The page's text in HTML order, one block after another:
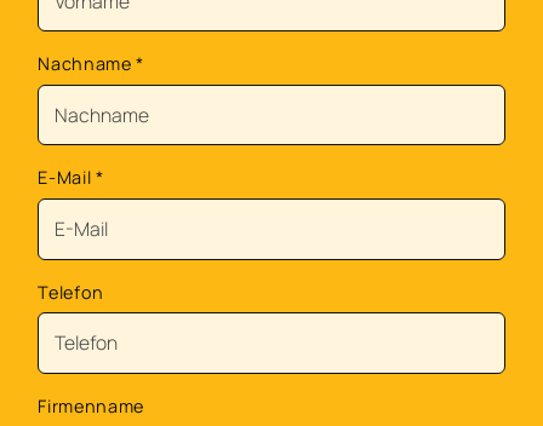
Nachname*
E-Mail *
Telefon
Firmenname